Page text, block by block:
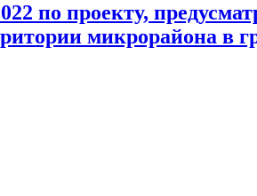
по проекту,
микрорайона в